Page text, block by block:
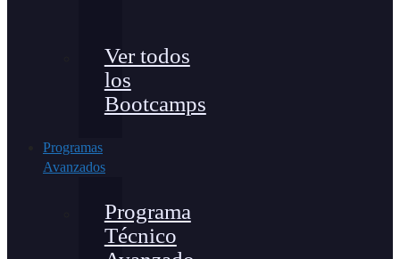
Ver todos
los
Bootcamps
Programas
Avanzados
Programa
Técnico